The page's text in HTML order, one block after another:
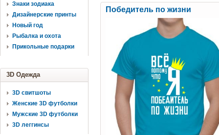
Знаки зодиака
Дизайнерские принты
Новый год
Рыбалка и охота
Прикольные подарки
3D Одежда
3D свитшоты
Женские 3D футболки
Мужские 3D футболки
3D леггинсы
Победитель по жизни